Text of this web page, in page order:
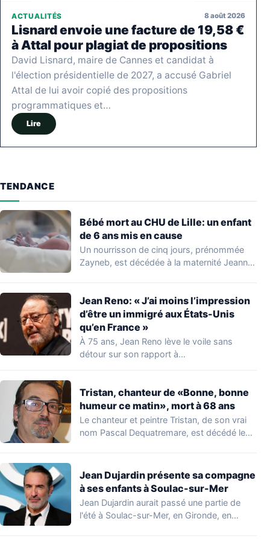
ACTUALITÉS 8 août 2026
Lisnard envoie une facture de 19,58 €
à Attal pour plagiat de propositions
David Lisnard, maire de Cannes et candidat à
l'élection présidentielle de 2027, a accusé Gabriel
Attal de lui avoir copié des propositions
programmatiques et…
Lire
TENDANCE
Bébé mort au CHU de Lille: un enfant
de 6 ans mis en cause
Un nourrisson de cinq jours, prénommée
Zayneb, est décédée à la maternité Jeanne
Jean Reno: « J’ai moins l’impression
d’être un immigré aux États-Unis
qu’en France »
À 75 ans, Jean Reno lève le voile sans
détour sur son rapport à…
Tristan, chanteur de «Bonne, bonne
humeur ce matin», mort à 68 ans
Le chanteur et peintre Tristan, de son vrai
nom Pascal Dequatremare, est décédé le…
Jean Dujardin présente sa compagne
à ses enfants à Soulac-sur-Mer
Jean Dujardin aurait passé une partie de
l'été à Soulac-sur-Mer, en Gironde, en